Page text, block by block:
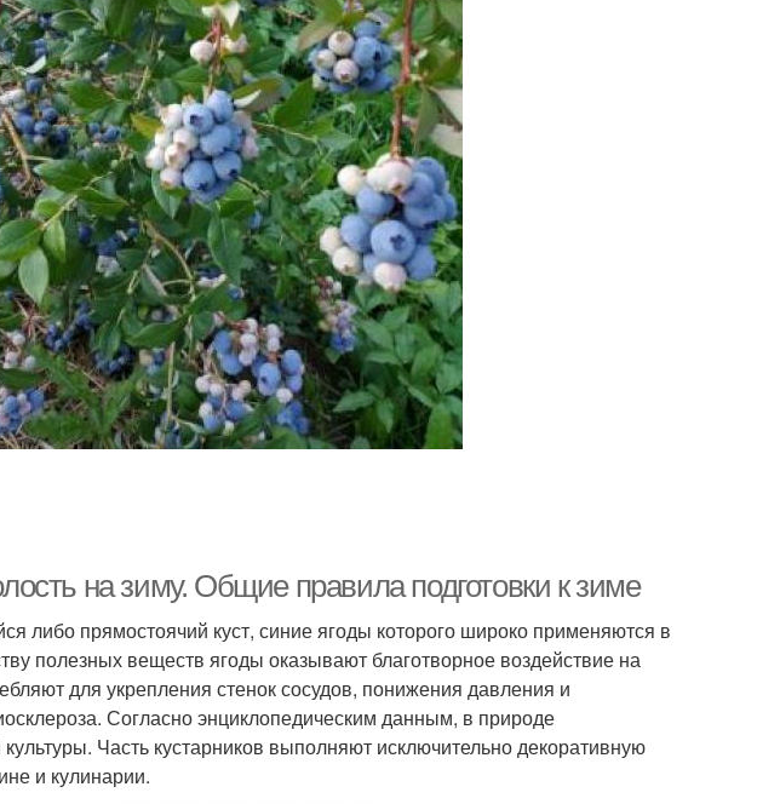
на зиму. Общие правила подготовки к зиме
либо прямостоячий куст, синие ягоды которого широко применяются в
полезных веществ ягоды оказывают благотворное воздействие на
для укрепления стенок сосудов, понижения давления и
Согласно энциклопедическим данным, в природе
Часть кустарников выполняют исключительно декоративную
и кулинарии.